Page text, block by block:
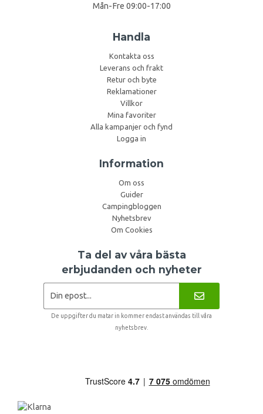
Mån-Fre 09:00-17:00
Handla
Kontakta oss
Leverans och frakt
Retur och byte
Reklamationer
Villkor
Mina favoriter
Alla kampanjer och fynd
Logga in
Information
Om oss
Guider
Campingbloggen
Nyhetsbrev
Om Cookies
Ta del av våra bästa
erbjudanden och nyheter
De uppgifter du matar in kommer endast användas till våra
nyhetsbrev.